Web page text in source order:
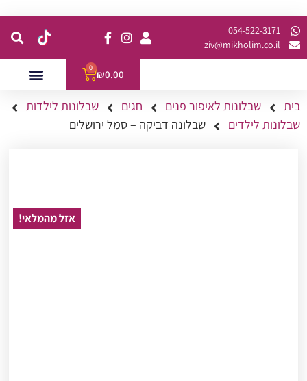
054-522-3171⁩
ziv@mikholim.co.il
₪0.00
0
בית שבלונות לאיפור פנים חגים
שבלונות לילדות
שבלונות לילדים
שבלונה דביקה – סמל ירושלים
אזל מהמלאי!